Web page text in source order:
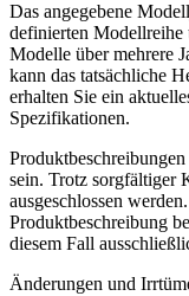
Das angegebene
definierten
Modelle über mehrere
kann das tatsächliche
erhalten Sie ein
Spezifikationen.
sein. Trotz sorgfältiger
ausgeschlossen
Produktbeschreibung
diesem Fall
Änderungen und